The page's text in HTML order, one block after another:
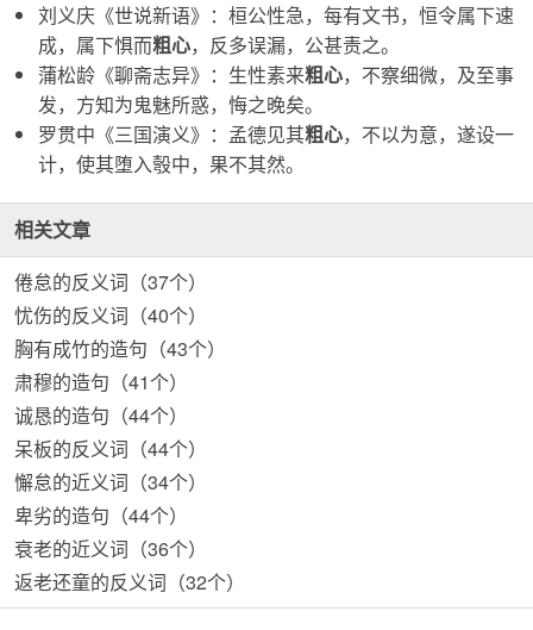
刘义庆《世说新语》：桓公性急，每有文书，恒令属下速
成，属下惧而粗心，反多误漏，公甚责之。
蒲松龄《聊斋志异》：生性素来粗心，不察细微，及至事
发，方知为鬼魅所惑，悔之晚矣。
罗贯中《三国演义》：孟德见其粗心，不以为意，遂设一
计，使其堕入彀中，果不其然。
相关文章
倦怠的反义词（37个）
忧伤的反义词（40个）
胸有成竹的造句（43个）
肃穆的造句（41个）
诚恳的造句（44个）
呆板的反义词（44个）
懈怠的近义词（34个）
卑劣的造句（44个）
衰老的近义词（36个）
返老还童的反义词（32个）